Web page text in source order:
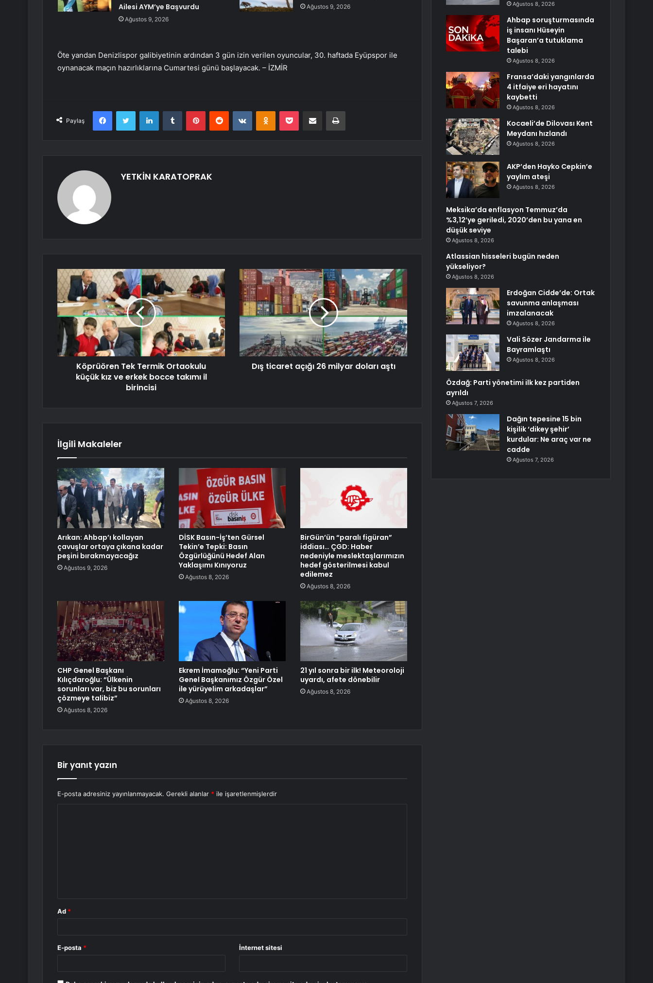
Ailesi AYM’ye Başvurdu
Ağustos 9, 2026
Ağustos 9, 2026
Öte yandan Denizlispor galibiyetinin ardından 3 gün izin verilen oyuncular, 30. haftada Eyüpspor ile
oynanacak maçın hazırlıklarına Cumartesi günü başlayacak. – İZMİR
Paylaş
FacebookTwitter LinkedInTumblr PinterestReddit VKontakteOdnoklassniki
Pocket E-Posta ile paylaş Yazdır
YETKİN KARATOPRAK
Köprüören Tek Termik Ortaokulu
küçük kız ve erkek bocce takımı il
birincisi
Dış ticaret açığı 26 milyar doları aştı
İlgili Makaleler
Arıkan: Ahbap’ı kollayan
çavuşlar ortaya çıkana kadar
peşini bırakmayacağız
Ağustos 9, 2026
DİSK Basın-İş’ten Gürsel
Tekin’e Tepki: Basın
Özgürlüğünü Hedef Alan
Yaklaşımı Kınıyoruz
Ağustos 8, 2026
BirGün’ün “paralı figüran”
iddiası… ÇGD: Haber
nedeniyle meslektaşlarımızın
hedef gösterilmesi kabul
edilemez
Ağustos 8, 2026
CHP Genel Başkanı
Kılıçdaroğlu: “Ülkenin
sorunları var, biz bu sorunları
çözmeye talibiz”
Ağustos 8, 2026
Ekrem İmamoğlu: “Yeni Parti
Genel Başkanımız Özgür Özel
ile yürüyelim arkadaşlar”
Ağustos 8, 2026
21 yıl sonra bir ilk! Meteoroloji
uyardı, afete dönebilir
Ağustos 8, 2026
Bir yanıt yazın
E-posta adresiniz yayınlanmayacak. Gerekli alanlar * ile işaretlenmişlerdir
Ad *
E-posta * İnternet sitesi
Ağustos 8, 2026
Ahbap soruşturmasında
iş insanı Hüseyin
Başaran’a tutuklama
talebi
Ağustos 8, 2026
Fransa’daki yangınlarda
4 itfaiye eri hayatını
kaybetti
Ağustos 8, 2026
Kocaeli’de Dilovası Kent
Meydanı hızlandı
Ağustos 8, 2026
AKP’den Hayko Cepkin’e
yaylım ateşi
Ağustos 8, 2026
Meksika’da enflasyon Temmuz’da
%3,12’ye geriledi, 2020’den bu yana en
düşük seviye
Ağustos 8, 2026
Atlassian hisseleri bugün neden
yükseliyor?
Ağustos 8, 2026
Erdoğan Cidde’de: Ortak
savunma anlaşması
imzalanacak
Ağustos 8, 2026
Vali Sözer Jandarma ile
Bayramlaştı
Ağustos 8, 2026
Özdağ: Parti yönetimi ilk kez partiden
ayrıldı
Ağustos 7, 2026
Dağın tepesine 15 bin
kişilik ‘dikey şehir’
kurdular: Ne araç var ne
cadde
Ağustos 7, 2026